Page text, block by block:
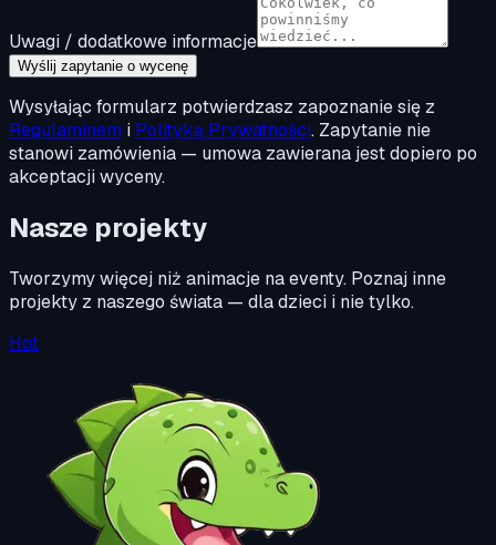
Uwagi / dodatkowe informacje
Wyślij zapytanie o wycenę
Wysyłając formularz potwierdzasz zapoznanie się z
Regulaminem i Polityką Prywatności. Zapytanie nie
stanowi zamówienia — umowa zawierana jest dopiero po
akceptacji wyceny.
Nasze projekty
Tworzymy więcej niż animacje na eventy. Poznaj inne
projekty z naszego świata — dla dzieci i nie tylko.
Hot